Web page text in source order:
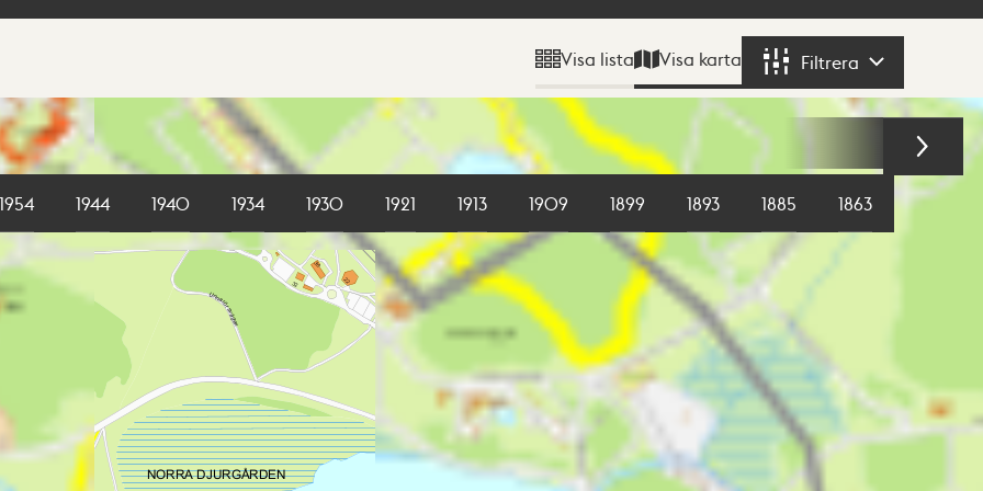
Visa lista Visa karta Filtrera
1954 1944 1940 1934 1930 1921 1913 1909 1899 1893 1885 1863 1855